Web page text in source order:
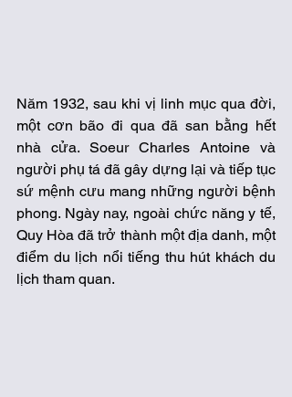
Năm 1932, sau khi vị linh mục qua đời,
một cơn bão đi qua đã san bằng hết
nhà cửa. Soeur Charles Antoine và
người phụ tá đã gây dựng lại và tiếp tục
sứ mệnh cưu mang những người bệnh
phong. Ngày nay, ngoài chức năng y tế,
Quy Hòa đã trở thành một địa danh, một
điểm du lịch nổi tiếng thu hút khách du
lịch tham quan.